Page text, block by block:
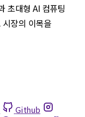
초대형 AI 컴퓨팅
장의 이목을
Github